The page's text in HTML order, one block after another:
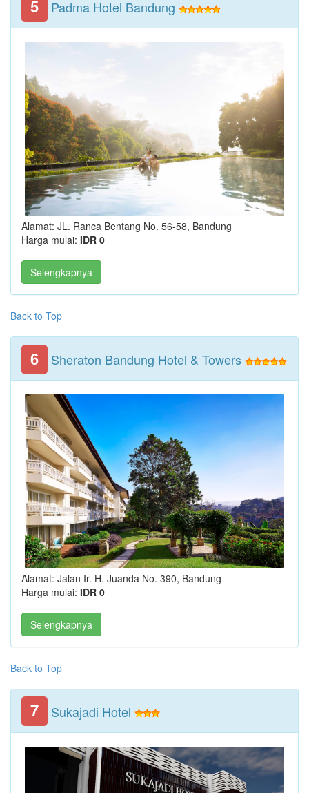
5 Padma Hotel Bandung
Alamat: JL. Ranca Bentang No. 56-58, Bandung
Harga mulai: IDR 0
Selengkapnya
Back to Top
6 Sheraton Bandung Hotel & Towers
Alamat: Jalan Ir. H. Juanda No. 390, Bandung
Harga mulai: IDR 0
Selengkapnya
Back to Top
7 Sukajadi Hotel